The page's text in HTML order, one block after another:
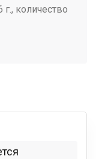
количество